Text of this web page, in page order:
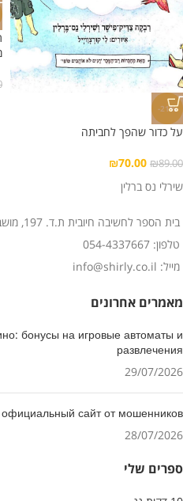
-21%
על כדור שהפך לחביתה
₪89.00
₪70.00
שירלי נס ברלין
בית הספר לחשיבה חיובית ת.ד. 197, מושב בית עובד 76800
טלפון: 054-4337667
מייל: info@shirly.co.il
מאמרים אחרונים
бонусы на игровые автоматы и
развлечения
29/07/2026
сайт от мошенников?
28/07/2026
ספרים שלי